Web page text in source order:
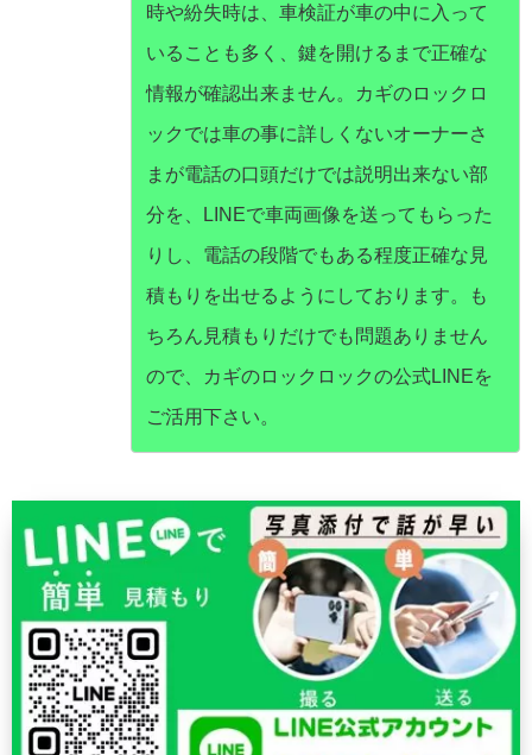
時や紛失時は、車検証が車の中に入って
いることも多く、鍵を開けるまで正確な
情報が確認出来ません。カギのロックロ
ックでは車の事に詳しくないオーナーさ
まが電話の口頭だけでは説明出来ない部
分を、LINEで車両画像を送ってもらった
りし、電話の段階でもある程度正確な見
積もりを出せるようにしております。も
ちろん見積もりだけでも問題ありません
ので、カギのロックロックの公式LINEを
ご活用下さい。